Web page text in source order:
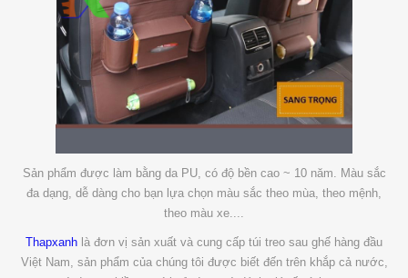
Sản phẩm được làm bằng da PU, có độ bền cao ~ 10 năm. Màu sắc
đa dạng, dễ dàng cho bạn lựa chọn màu sắc theo mùa, theo mệnh,
theo màu xe....
Thapxanh là đơn vị sản xuất và cung cấp túi treo sau ghế hàng đầu
Việt Nam, sản phẩm của chúng tôi được biết đến trên khắp cả nước,